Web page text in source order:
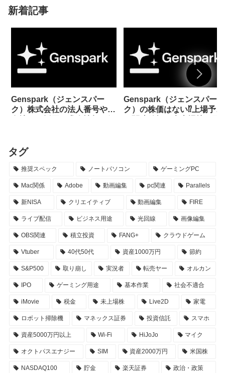
新着記事
Genspark（ジェンスパー
ク）株式会社の法人番号や所
Genspark（ジェンスパー
ク）の株価はない⁉︎上場予定
タグ
推奨スペック ノートパソコン ゲーミングPC
Mac関係 Adobe 動画編集 pc関連 Parallels
新NISA クリエイティブ 動画編集 FIRE
ライブ配信 ビジネス用途 光回線 画像編集
OBS関連 積立投資 FANG+ クラウドゲーム
Vtuber 40代50代 資産1000万円 節約
S&P500 取り崩し 実況者 転売ヤー オルカン
IPO ゲーミング用途 基本作業 社会不適合
iMovie 税金 未上場株 Live2D 家電
ロボット掃除機 マネックス証券 投資信託 スマホ
資産5000万円以上 Wi-Fi HiJoJo マイク
オクトパスエナジー SIM 資産2000万円 米国株
NASDAQ100 貯金 楽天証券 政治・政策